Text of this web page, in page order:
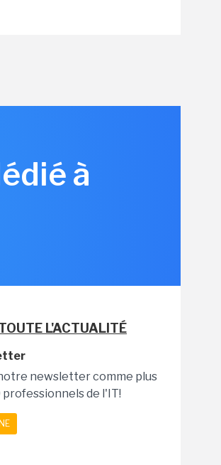
à
L'ACTUALITÉ
newsletter comme plus
professionnels de l'IT!